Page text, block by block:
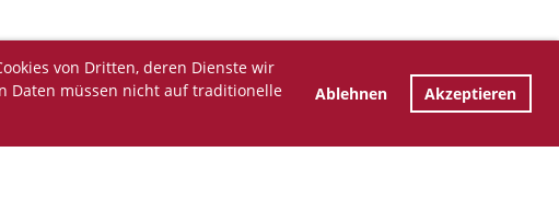
von Dritten, deren Dienste wir
Daten müssen nicht auf traditionelle
Ablehnen Akzeptieren